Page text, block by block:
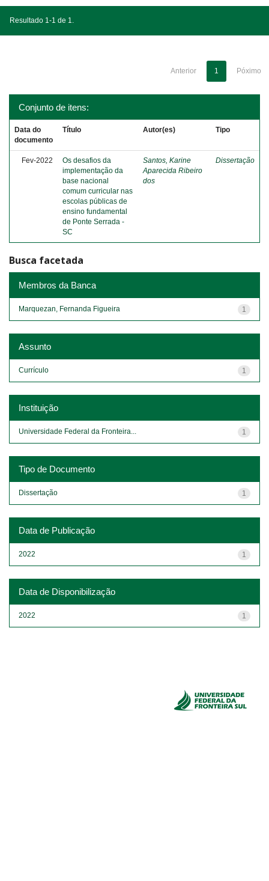
Resultado 1-1 de 1.
Anterior 1 Póximo
Conjunto de itens:
Data do
documento
Título Autor(es) Tipo
Fev-2022
Os desafios da
implementação da
base nacional
comum curricular nas
escolas públicas de
ensino fundamental
de Ponte Serrada -
SC
Santos, Karine
Aparecida Ribeiro
dos
Dissertação
Busca facetada
Membros da Banca
1
Marquezan, Fernanda Figueira
Assunto
1
Currículo
Instituição
1
Universidade Federal da Fronteira...
Tipo de Documento
1
Dissertação
Data de Publicação
1
2022
Data de Disponibilização
1
2022